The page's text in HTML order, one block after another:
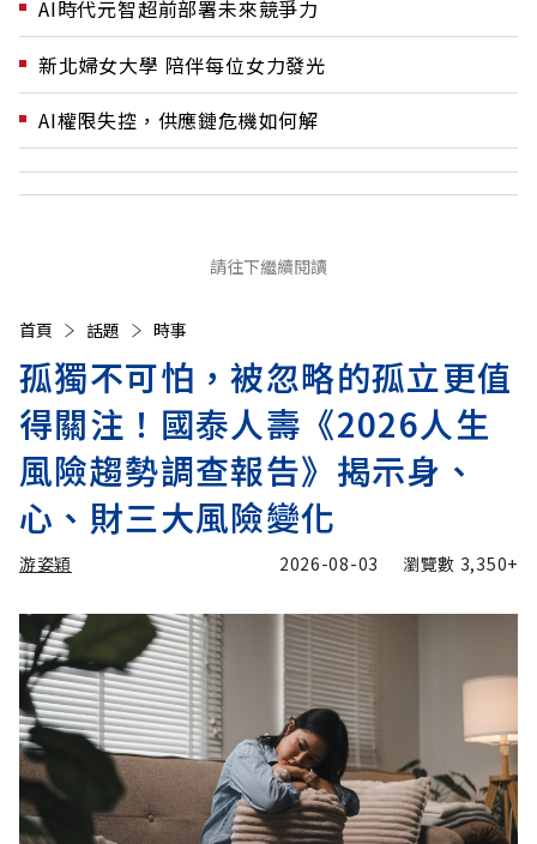
AI時代元智超前部署未來競爭力
新北婦女大學 陪伴每位女力發光
AI權限失控，供應鏈危機如何解
請往下繼續閱讀
首頁 話題 時事
孤獨不可怕，被忽略的孤立更值
得關注！國泰人壽《2026人生
風險趨勢調查報告》揭示身、
心、財三大風險變化
游姿穎 2026-08-03 瀏覽數 3,350+